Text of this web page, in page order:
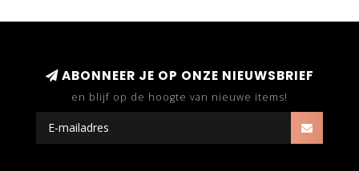
ABONNEER JE OP ONZE NIEUWSBRIEF
en blijf op de hoogte van nieuwe items!